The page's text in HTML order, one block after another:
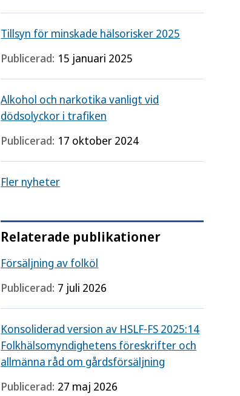
Tillsyn för minskade hälsorisker 2025
Publicerad: 15 januari 2025
Alkohol och narkotika vanligt vid
dödsolyckor i trafiken
Publicerad: 17 oktober 2024
Fler nyheter
Relaterade publikationer
Försäljning av folköl
Publicerad: 7 juli 2026
Konsoliderad version av HSLF-FS 2025:14
Folkhälsomyndighetens föreskrifter och
allmänna råd om gårdsförsäljning
Publicerad: 27 maj 2026